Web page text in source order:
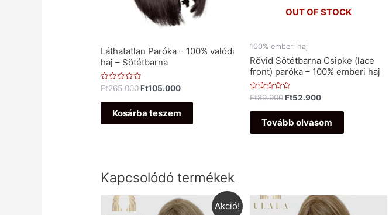
Láthatatlan Paróka – 100% valódi
haj – Sötétbarna
Értékelés:
0
/
Ft265.000Ft105.000
Kosárba teszem
OUT OF STOCK
100% emberi haj
Rövid Sötétbarna Csipke (lace
front) paróka – 100% emberi haj
Értékelés:
0
/
Ft89.900Ft52.900
Tovább olvasom
Kapcsolódó termékek
Akció!